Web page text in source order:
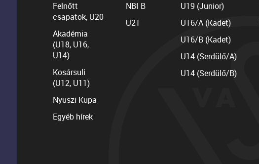
Felnőtt
csapatok, U20
Akadémia
(U18, U16,
U14)
Kosársuli
(U12, U11)
Nyuszi Kupa
Egyéb hírek
NBI B
U21
U19 (Junior)
U16/A (Kadet)
U16/B (Kadet)
U14 (Serdülő/A)
U14 (Serdülő/B)